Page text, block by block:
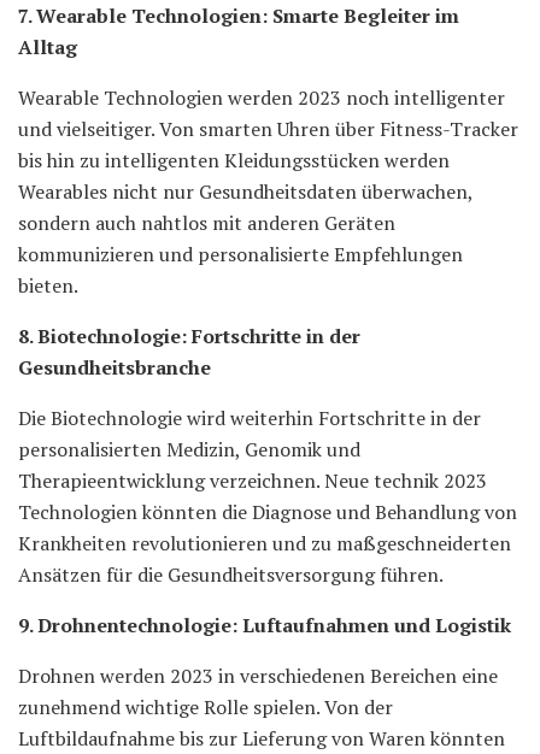
7. Wearable Technologien: Smarte Begleiter im
Alltag
Wearable Technologien werden 2023 noch intelligenter
und vielseitiger. Von smarten Uhren über Fitness-Tracker
bis hin zu intelligenten Kleidungsstücken werden
Wearables nicht nur Gesundheitsdaten überwachen,
sondern auch nahtlos mit anderen Geräten
kommunizieren und personalisierte Empfehlungen
bieten.
8. Biotechnologie: Fortschritte in der
Gesundheitsbranche
Die Biotechnologie wird weiterhin Fortschritte in der
personalisierten Medizin, Genomik und
Therapieentwicklung verzeichnen. Neue technik 2023
Technologien könnten die Diagnose und Behandlung von
Krankheiten revolutionieren und zu maßgeschneiderten
Ansätzen für die Gesundheitsversorgung führen.
9. Drohnentechnologie: Luftaufnahmen und Logistik
Drohnen werden 2023 in verschiedenen Bereichen eine
zunehmend wichtige Rolle spielen. Von der
Luftbildaufnahme bis zur Lieferung von Waren könnten